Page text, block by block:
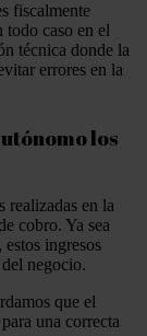
fiscalmente
todo caso en el
técnica donde la
errores en la
los
realizadas en la
cobro. Ya sea
ingresos
negocio.
que el
una correcta